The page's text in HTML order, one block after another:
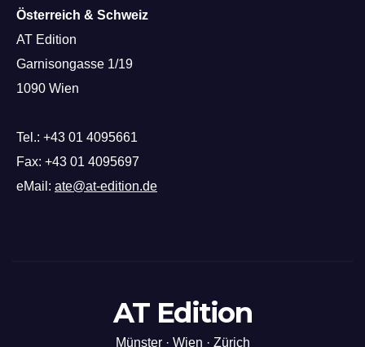
Österreich & Schweiz
AT Edition
Garnisongasse 1/19
1090 Wien
Tel.: +43 01 4095661
Fax: +43 01 4095697
eMail: ate@at-edition.de
AT Edition
Münster · Wien · Zürich